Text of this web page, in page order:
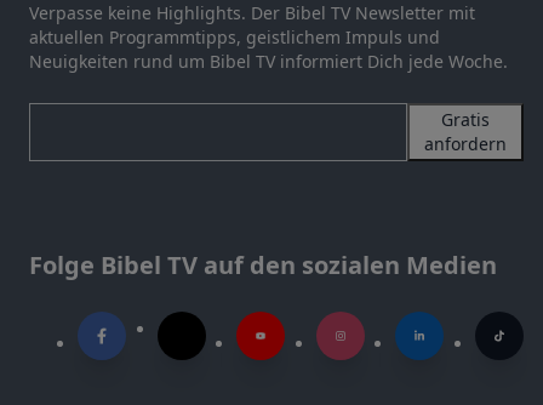
Verpasse keine Highlights. Der Bibel TV Newsletter mit
aktuellen Programmtipps, geistlichem Impuls und
Neuigkeiten rund um Bibel TV informiert Dich jede Woche.
Gratis
anfordern
Folge Bibel TV auf den sozialen Medien